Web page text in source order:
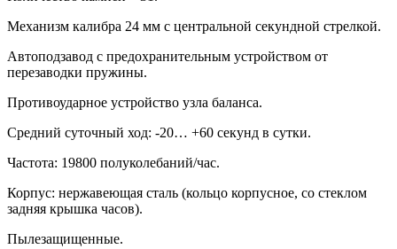
Механизм калибра 24 мм с центральной секундной стрелкой.
Автоподзавод с предохранительным устройством от
перезаводки пружины.
Противоударное устройство узла баланса.
Средний суточный ход: -20… +60 секунд в сутки.
Частота: 19800 полуколебаний/час.
Корпус: нержавеющая сталь (кольцо корпусное, со стеклом
задняя крышка часов).
Пылезащищенные.